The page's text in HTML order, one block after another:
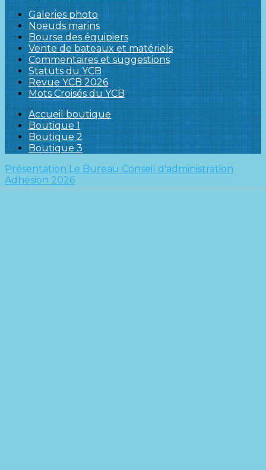
Galeries photo
Noeuds marins
Bourse des équipiers
Vente de bateaux et matériels
Commentaires et suggestions
Statuts du YCB
Revue YCB 2026
Mots Croisés du YCB
Accueil boutique
Boutique 1
Boutique 2
Boutique 3
Présentation Le Bureau Conseil d'administration
Adhésion 2026